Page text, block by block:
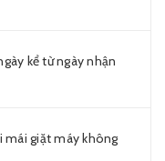
kể từ ngày nhận
giặt máy không